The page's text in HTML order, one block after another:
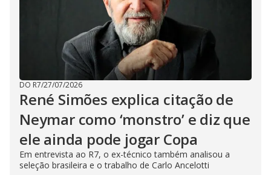
DO R7/27/07/2026
René Simões explica citação de
Neymar como ‘monstro’ e diz que
ele ainda pode jogar Copa
Em entrevista ao R7, o ex-técnico também analisou a
seleção brasileira e o trabalho de Carlo Ancelotti